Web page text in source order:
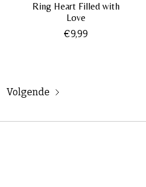
Ring Heart Filled with
Love
€9,99
Volgende